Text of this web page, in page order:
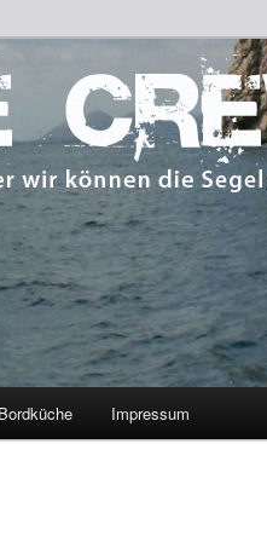
richten.
Bordküche Impressum